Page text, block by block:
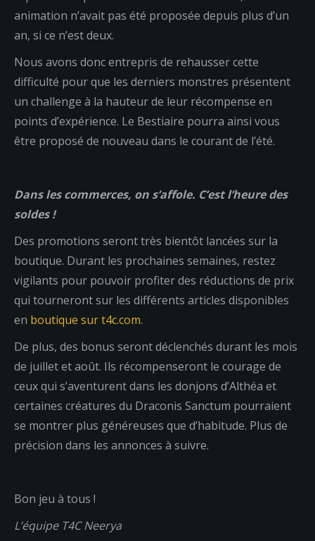
animation n’avait pas été proposée depuis plus d’un
an, si ce n’est deux.
Nous avons donc entrepris de rehausser cette
difficulté pour que les derniers monstres présentent
un challenge à la hauteur de leur récompense en
points d’expérience. Le Bestiaire pourra ainsi vous
être proposé de nouveau dans le courant de l’été.
Dans les commerces, on s’affole. C’est l’heure des
soldes !
Des promotions seront très bientôt lancées sur la
boutique. Durant les prochaines semaines, restez
vigilants pour pouvoir profiter des réductions de prix
qui tourneront sur les différents articles disponibles
en boutique sur t4c.com.
De plus, des bonus seront déclenchés durant les mois
de juillet et août. Ils récompenseront le courage de
ceux qui s’aventurent dans les donjons d’Althéa et
certaines créatures du Draconis Sanctum pourraient
se montrer plus généreuses que d’habitude. Plus de
précision dans les annonces à suivre.
Bon jeu à tous !
L’équipe T4C Neerya